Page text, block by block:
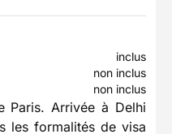
inclus
non inclus
non inclus
Paris. Arrivée à Delhi
les formalités de visa